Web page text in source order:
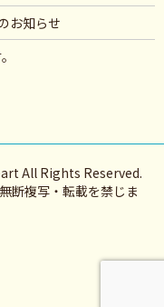
お知らせ
All Rights Reserved.
断複写・転載を禁じま